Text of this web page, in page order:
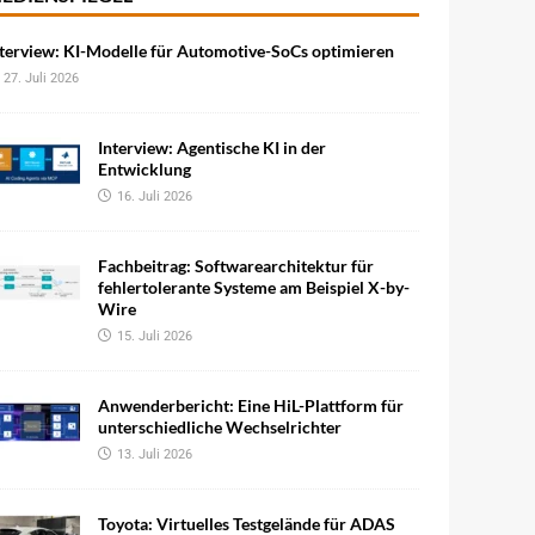
KI-Modelle für Automotive-SoCs optimieren
27. Juli 2026
Interview: Agentische KI in der
Entwicklung
16. Juli 2026
Fachbeitrag: Softwarearchitektur für
fehlertolerante Systeme am Beispiel X-by-
Wire
15. Juli 2026
Anwenderbericht: Eine HiL-Plattform für
unterschiedliche Wechselrichter
13. Juli 2026
Toyota: Virtuelles Testgelände für ADAS